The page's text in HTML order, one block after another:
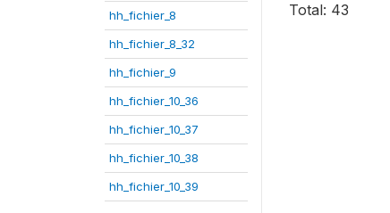
hh_fichier_8
hh_fichier_8_32
hh_fichier_9
hh_fichier_10_36
hh_fichier_10_37
hh_fichier_10_38
hh_fichier_10_39
Total: 43